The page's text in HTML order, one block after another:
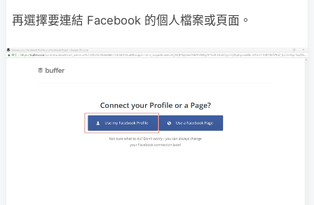
再選擇要連結 Facebook 的個人檔案或頁面。